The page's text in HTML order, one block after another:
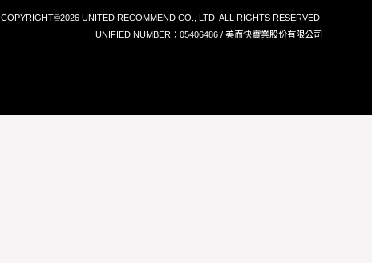
COPYRIGHT©2026 UNITED RECOMMEND CO., LTD. ALL RIGHTS RESERVED.
UNIFIED NUMBER：05406486 / 美而快實業股份有限公司